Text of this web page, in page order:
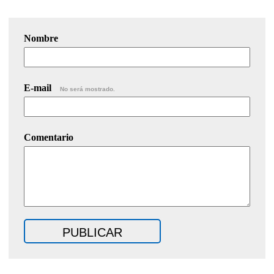
Nombre
E-mail No será mostrado.
Comentario